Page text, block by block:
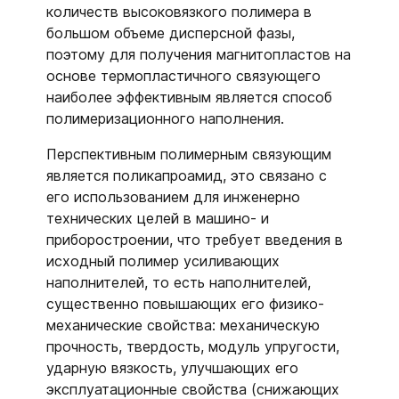
количеств высоковязкого полимера в
большом объеме дисперсной фазы,
поэтому для получения магнитопластов на
основе термопластичного связующего
наиболее эффективным является способ
полимеризационного наполнения.
Перспективным полимерным связующим
является поликапроамид, это связано с
его использованием для инженерно
технических целей в машино- и
приборостроении, что требует введения в
исходный полимер усиливающих
наполнителей, то есть наполнителей,
существенно повышающих его физико-
механические свойства: механическую
прочность, твердость, модуль упругости,
ударную вязкость, улучшающих его
эксплуатационные свойства (снижающих